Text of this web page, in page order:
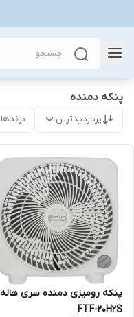
پنکه دمنده
پربازدیدترین برندها
پنکه رومیزی دمنده سری هاله
FTF-20H2S